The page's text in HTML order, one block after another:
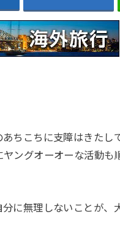
ちこちに支障はきたし
ングオーオーな活動も
に無理しないことが、